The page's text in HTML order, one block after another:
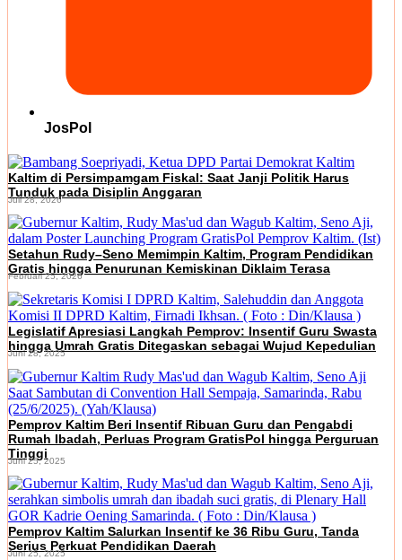
JosPol
Kaltim di Persimpamgam Fiskal: Saat Janji Politik Harus
Tunduk pada Disiplin Anggaran
Juli 28, 2026
Setahun Rudy–Seno Memimpin Kaltim, Program Pendidikan
Gratis hingga Penurunan Kemiskinan Diklaim Terasa
Februari 25, 2026
Legislatif Apresiasi Langkah Pemprov: Insentif Guru Swasta
hingga Umrah Gratis Ditegaskan sebagai Wujud Kepedulian
Juni 28, 2025
Pemprov Kaltim Beri Insentif Ribuan Guru dan Pengabdi
Rumah Ibadah, Perluas Program GratisPol hingga Perguruan
Tinggi
Juni 25, 2025
Pemprov Kaltim Salurkan Insentif ke 36 Ribu Guru, Tanda
Serius Perkuat Pendidikan Daerah
Juni 25, 2025